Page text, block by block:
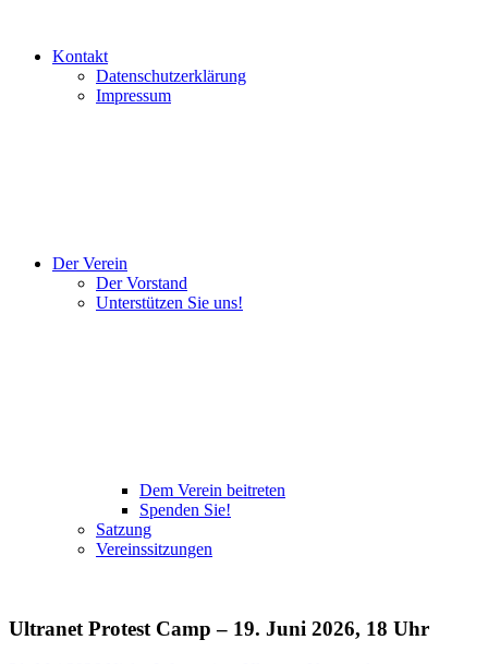
Kontakt
Datenschutzerklärung
Impressum
Der Verein
Der Vorstand
Unterstützen Sie uns!
Dem Verein beitreten
Spenden Sie!
Satzung
Vereinssitzungen
Ultranet Protest Camp – 19. Juni 2026, 18 Uhr